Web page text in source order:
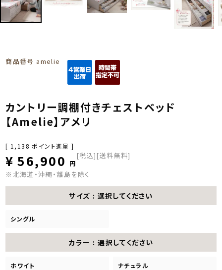
商品番号 amelie
カントリー調棚付きチェストベッド
【Amelie】アメリ
[ 1,138 ポイント進呈 ]
¥ 56,900 税込 [送料無料]
※北海道・沖縄・離島を除く
サイズ 選択してください
シングル
カラー 選択してください
ホワイト ナチュラル